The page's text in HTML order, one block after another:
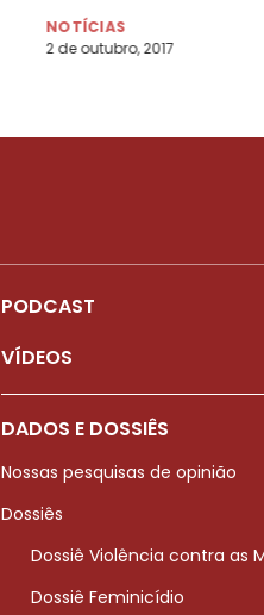
NOTÍCIAS
2 de outubro, 2017
PODCAST
VÍDEOS
DADOS E DOSSIÊS
Nossas pesquisas de opinião
Dossiês
Dossiê Violência contra as
Dossiê Feminicídio